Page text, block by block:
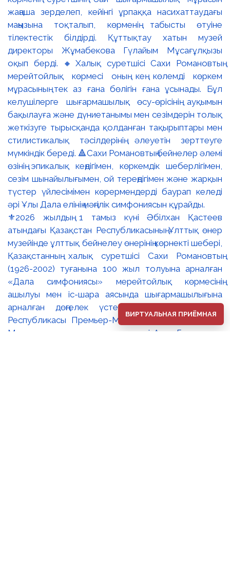
⚜️2026 жылдың 1 тамыз күні Әбілхан Қастеев
атындағы Қазақстан Республикасының Ұлттық өнер
музейінде ұлттық бейнелеу өнерінің көрнекті шебері,
Қазақстанның халық суретшісі Сахи Романовтың
(1926-2002) туғанына 100 жыл толуына арналған
«Дала симфониясы» мерейтойлық көрмесінің
ашылуы мен іс-шара аясында шығармашылығына
арналған дөңгелек үстел өтті. 🔹Қазақстан
Республикасы Премьер-Министрінің орынбасары –
Мәдениет және ақпарат министрі Аида Ғалымқызы
ВИРТУАЛЬНАЯ ПРИЁМНАЯ